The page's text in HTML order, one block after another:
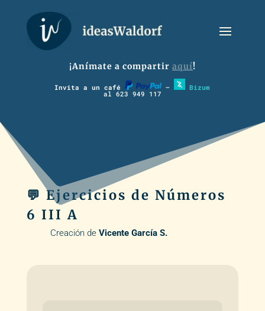
¡Anímate a compartir aquí!
Invita a un café – Bizum
al 623 949 117
💬 Ejercicios de Números
6 III A
Creación de Vicente García S.